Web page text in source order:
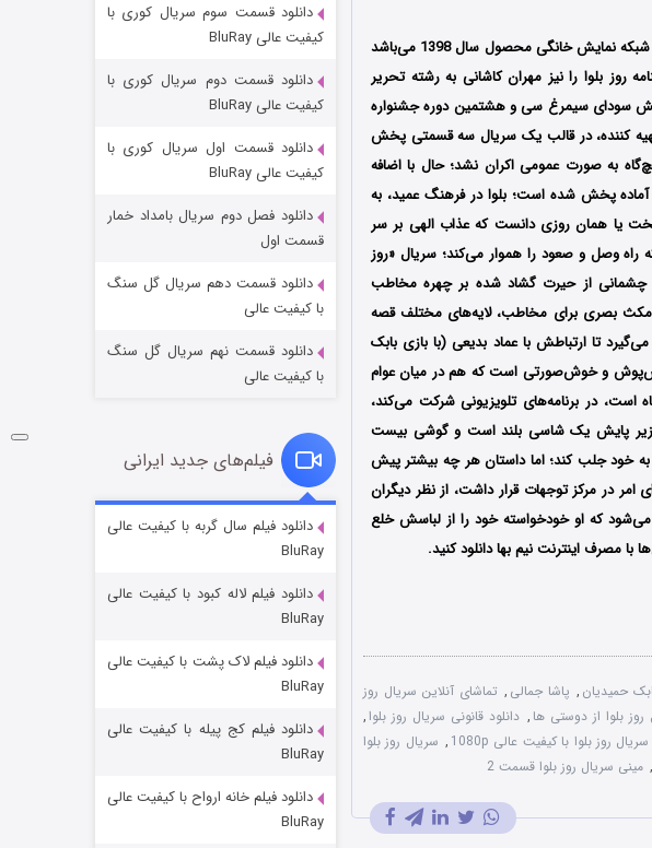
در شبکه نمایش خانگی محصول سال 1398 می‌باشد
روز بلوا را نیز مهران کاشانی به رشته تحریر
سودای سیمرغ سی و هشتمین دوره جشنواره
کارگردان و تهیه کننده، در قالب یک سریال سه قسمتی پخش
به دلیل همه‌‌گیری کرونا هیچ‌گاه به صورت عمومی اکران نشد؛ حال با اضافه
پخش شده است؛ بلوا در فرهنگ عمید، به
یا همان روزی دانست که عذاب الهی بر سر
وصل و صعود را هموار می‌کند؛ سریال «روز
از حیرت گشاد شده بر چهره‌ مخاطب
بصری برای مخاطب، لایه‌های مختلف قصه
تا ارتباطش با عماد بدیعی (با بازی بابک
خوش‌پوش و خوش‌صورتی است که هم در میان عوام
است، در برنامه‌های تلویزیونی شرکت می‌کند،
زیر پایش یک شاسی بلند است و گوشی بیست
خود جلب کند؛ اما داستان هر چه بیشتر پیش
در مرکز توجهات قرار داشت، از نظر دیگران
که او خودخواسته خود را از لباسش خلع
مصرف اینترنت نیم بها دانلود کنید.
حمیدیان , پاشا جمالی , تماشای آنلاین سریال روز
روز بلوا از دوستی ها , دانلود قانونی سریال روز بلوا,
سریال روز بلوا با کیفیت عالی 1080p , سریال روز بلوا
, مینی سریال روز بلوا قسمت 2
شکست استوارت در نجات جهان
قسمت 7 (زیرنویس) منتشر شد
شوگر فصل ۲
قسمت
خاندان اژدها فصل ۳
دانلود قسمت سوم سریال کوری با
کیفیت عالی BluRay
دانلود قسمت دوم سریال کوری با
کیفیت عالی BluRay
دانلود قسمت اول سریال کوری با
کیفیت عالی BluRay
دانلود فصل دوم سریال بامداد خمار
قسمت اول
دانلود قسمت دهم سریال گل سنگ
با کیفیت عالی
دانلود قسمت نهم سریال گل سنگ
با کیفیت عالی
فیلم‌های جدید ایرانی
دانلود فیلم سال گربه با کیفیت عالی
BluRay
دانلود فیلم لاله کبود با کیفیت عالی
BluRay
دانلود فیلم لاک پشت با کیفیت عالی
BluRay
دانلود فیلم کج‌ پیله با کیفیت عالی
BluRay
دانلود فیلم خانه ارواح با کیفیت عالی
BluRay